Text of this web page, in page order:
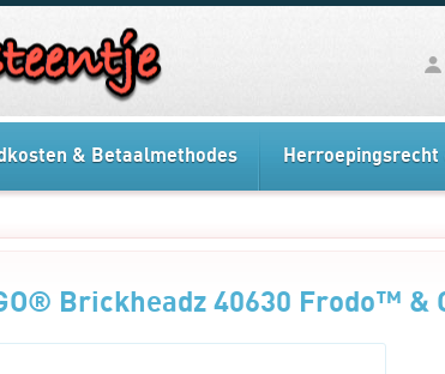
& Betaalmethodes Herroepingsrecht
Brickheadz 40630 Frodo™